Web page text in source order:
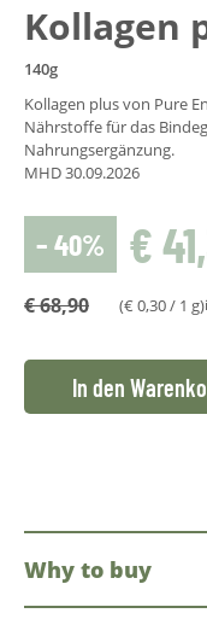
Kollagen
140g
Kollagen plus von Pure
Nährstoffe für das
Nahrungsergänzung.
MHD 30.09.2026
– 40% €
€68,90 (€ 0,30/ 1 g)
In den
Why to buy